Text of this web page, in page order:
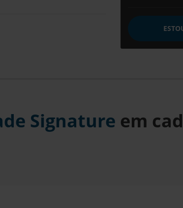
Signature em